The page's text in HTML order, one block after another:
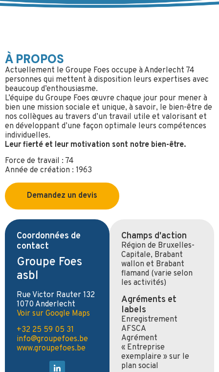
À PROPOS
Actuellement le Groupe Foes occupe à Anderlecht 74
personnes qui mettent à disposition leurs expertises avec
beaucoup d’enthousiasme.
L’équipe du Groupe Foes œuvre chaque jour pour mener à
bien une mission sociale et unique, à savoir, le bien-être de
nos collègues au travers d’un travail utile et valorisant et
en développant d’une façon optimale leurs compétences
individuelles.
Leur fierté et leur motivation sont notre bien-être.
Force de travail : 74
Année de création : 1963
Demandez un devis
Coordonnées de
contact
Groupe Foes
asbl
Rue Victor Rauter 132
1070 Anderlecht
Voir sur Google Maps
+32 25 59 05 31
info@groupefoes.be
www.groupefoes.be
Champs d'action
Région de Bruxelles-
Capitale, Brabant
wallon et Brabant
flamand (varie selon
les activités)
Agréments et
labels
Enregistrement
AFSCA
Agrément
« Entreprise
exemplaire » sur le
plan social